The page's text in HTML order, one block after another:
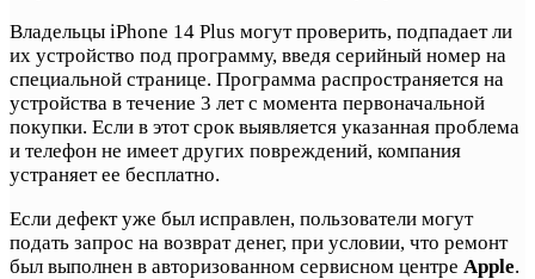
Владельцы iPhone 14 Plus могут проверить, подпадает ли
их устройство под программу, введя серийный номер на
специальной странице. Программа распространяется на
устройства в течение 3 лет с момента первоначальной
покупки. Если в этот срок выявляется указанная проблема
и телефон не имеет других повреждений, компания
устраняет ее бесплатно.
Если дефект уже был исправлен, пользователи могут
подать запрос на возврат денег, при условии, что ремонт
был выполнен в авторизованном сервисном центре Apple.